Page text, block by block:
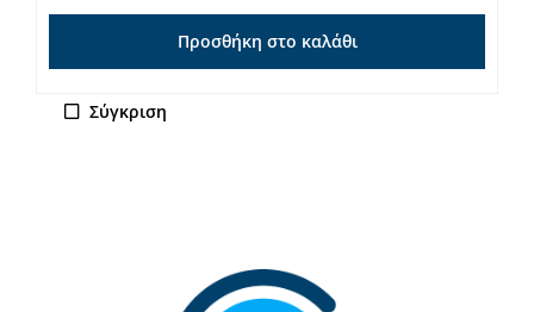
Προσθήκη στο καλάθι
Σύγκριση